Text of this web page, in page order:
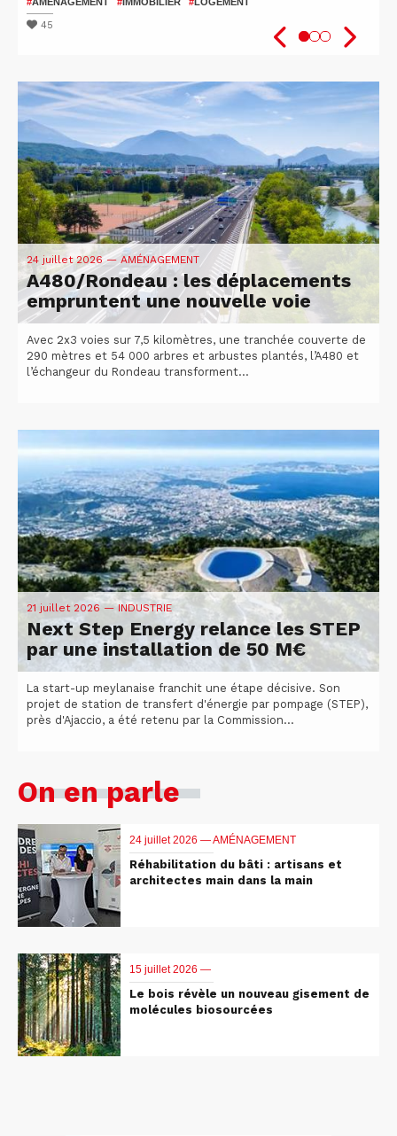
45
#SANTÉ
#VÉLO
24 juillet 2026— AMÉNAGEMENT
A480/Rondeau : les déplacements
empruntent une nouvelle voie
Avec 2x3 voies sur 7,5 kilomètres, une tranchée couverte de
290 mètres et 54 000 arbres et arbustes plantés, l’A480 et
l’échangeur du Rondeau transforment...
21 juillet 2026 — INDUSTRIE
Next Step Energy relance les STEP
par une installation de 50 M€
La start-up meylanaise franchit une étape décisive. Son
projet de station de transfert d'énergie par pompage (STEP),
près d'Ajaccio, a été retenu par la Commission...
On en parle
24 juillet 2026 —AMÉNAGEMENT
Réhabilitation du bâti : artisans et
architectes main dans la main
15 juillet 2026 —
Le bois révèle un nouveau gisement de
molécules biosourcées